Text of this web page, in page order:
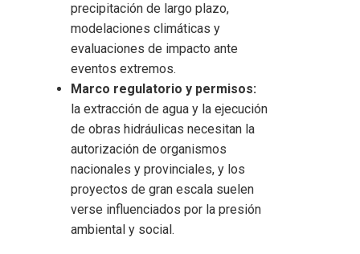
precipitación de largo plazo,
modelaciones climáticas y
evaluaciones de impacto ante
eventos extremos.
Marco regulatorio y permisos:
la extracción de agua y la ejecución
de obras hidráulicas necesitan la
autorización de organismos
nacionales y provinciales, y los
proyectos de gran escala suelen
verse influenciados por la presión
ambiental y social.